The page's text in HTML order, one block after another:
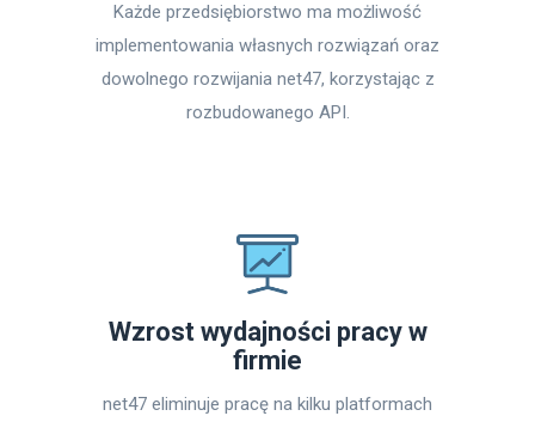
Każde przedsiębiorstwo ma możliwość
implementowania własnych rozwiązań oraz
dowolnego rozwijania net47, korzystając z
rozbudowanego API.
Wzrost wydajności pracy w
firmie
net47 eliminuje pracę na kilku platformach